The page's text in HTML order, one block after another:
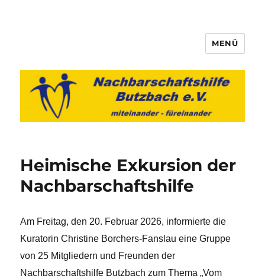
Nachbarschaftshilfe Butzbach
e.V.
MENÜ
Heimische Exkursion der
Nachbarschaftshilfe
Am Freitag, den 20. Februar 2026, informierte die
Kuratorin Christine Borchers-Fanslau eine Gruppe
von 25 Mitgliedern und Freunden der
Nachbarschaftshilfe Butzbach zum Thema „Vom